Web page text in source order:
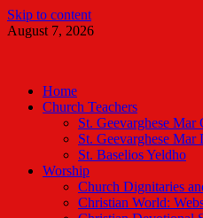
Skip to content
August 7, 2026
Home
Church Teachers
St. Geevarghese Mar
St. Geevarghese Mar
St. Baselios Yeldho
Worship
Church Dignitaries
Christian World: